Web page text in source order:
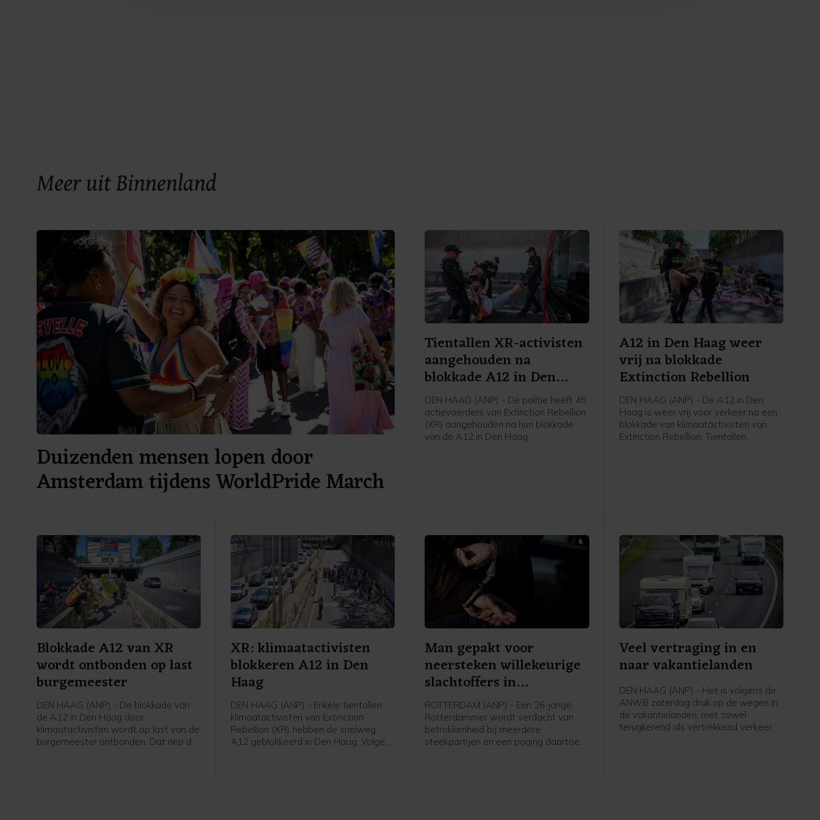
Meer uit Binnenland
Duizenden mensen lopen door
Amsterdam tijdens WorldPride March
Tientallen XR-activisten
aangehouden na
blokkade A12 in Den
Haag
DEN HAAG (ANP) - De politie heeft 45
actievoerders van Extinction Rebellion
(XR) aangehouden na hun blokkade
van de A12 in Den Haag
A12 in Den Haag weer
vrij na blokkade
Extinction Rebellion
DEN HAAG (ANP) - De A12 in Den
Haag is weer vrij voor verkeer na een
blokkade van klimaatactivisten van
Extinction Rebellion. Tientallen
politiewoordvoerder.
Blokkade A12 van XR
wordt ontbonden op last
burgemeester
DEN HAAG (ANP) - De blokkade van
de A12 in Den Haag door
klimaatactivisten wordt op last van de
burgemeester ontbonden. Dat riep de
XR: klimaatactivisten
blokkeren A12 in Den
Haag
DEN HAAG (ANP) - Enkele tientallen
klimaatactivisten van Extinction
Rebellion (XR) hebben de snelweg
A12 geblokkeerd in Den Haag. Volgens
Man gepakt voor
neersteken willekeurige
slachtoffers in
Rotterdam
ROTTERDAM (ANP) - Een 26-jarige
Rotterdammer wordt verdacht van
betrokkenheid bij meerdere
steekpartijen en een poging daartoe
Veel vertraging in en
naar vakantielanden
DEN HAAG (ANP) - Het is volgens de
ANWB zaterdag druk op de wegen in
de vakantielanden, met zowel
terugkerend als vertrekkend verkeer.